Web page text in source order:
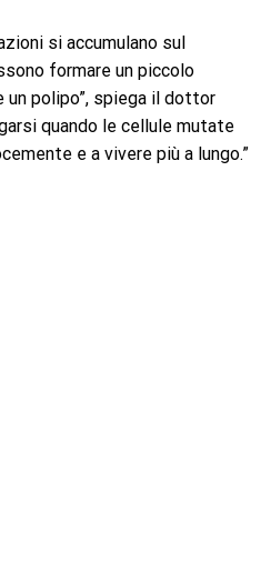
si accumulano sul
formare un piccolo
un polipo”, spiega il dottor
quando le cellule mutate
e a vivere più a lungo.”